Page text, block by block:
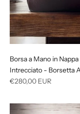
Borsa a Mano in
Intrecciato - Borsetta
Prezzo
listino
€280,00 EUR